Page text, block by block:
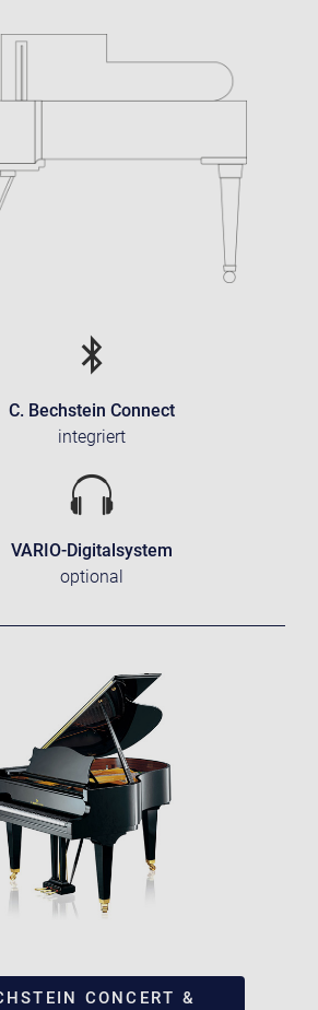
C. Bechstein Connect
integriert
VARIO-Digitalsystem
optional
CONCERT &